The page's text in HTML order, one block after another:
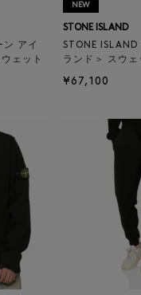
ン アイ
ェット
NEW
STONE ISLAND
STONE ISLAND
ランド＞ スウェ
¥67,100